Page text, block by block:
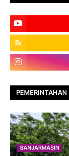
PEMERINTAHAN
BANJARMASIN